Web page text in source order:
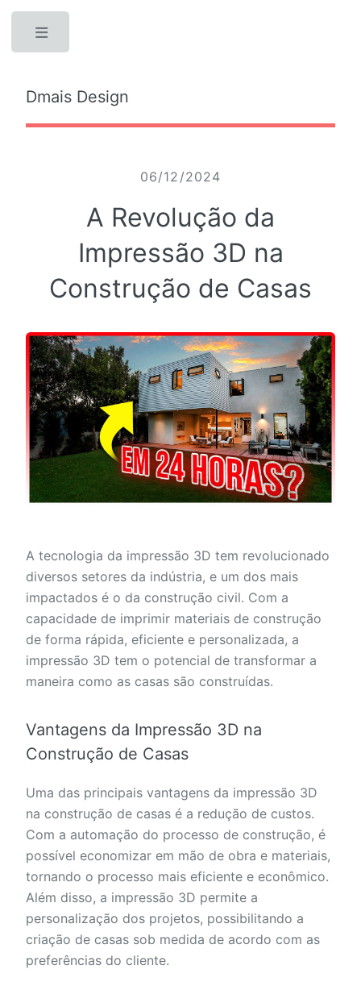
Dmais Design
06/12/2024
A Revolução da
Impressão 3D na
Construção de Casas
A tecnologia da impressão 3D tem revolucionado
diversos setores da indústria, e um dos mais
impactados é o da construção civil. Com a
capacidade de imprimir materiais de construção
de forma rápida, eficiente e personalizada, a
impressão 3D tem o potencial de transformar a
maneira como as casas são construídas.
Vantagens da Impressão 3D na
Construção de Casas
Uma das principais vantagens da impressão 3D
na construção de casas é a redução de custos.
Com a automação do processo de construção, é
possível economizar em mão de obra e materiais,
tornando o processo mais eficiente e econômico.
Além disso, a impressão 3D permite a
personalização dos projetos, possibilitando a
criação de casas sob medida de acordo com as
preferências do cliente.